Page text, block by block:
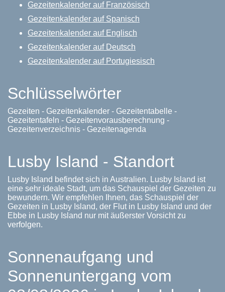
Gezeitenkalender auf Französisch
Gezeitenkalender auf Spanisch
Gezeitenkalender auf Englisch
Gezeitenkalender auf Deutsch
Gezeitenkalender auf Portugiesisch
Schlüsselwörter
Gezeiten - Gezeitenkalender - Gezeitentabelle -
Gezeitentafeln - Gezeitenvorausberechnung -
Gezeitenverzeichnis - Gezeitenagenda
Lusby Island - Standort
Lusby Island befindet sich in Australien. Lusby Island ist
eine sehr ideale Stadt, um das Schauspiel der Gezeiten zu
bewundern. Wir empfehlen Ihnen, das Schauspiel der
Gezeiten in Lusby Island, der Flut in Lusby Island und der
Ebbe in Lusby Island nur mit äußerster Vorsicht zu
verfolgen.
Sonnenaufgang und
Sonnenuntergang vom